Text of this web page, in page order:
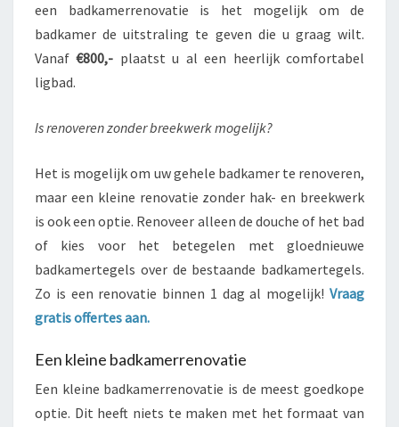
een badkamerrenovatie is het mogelijk om de
badkamer de uitstraling te geven die u graag wilt.
Vanaf€800,- plaatst u al een heerlijk comfortabel
ligbad.
Is renoveren zonder breekwerk mogelijk?
Het is mogelijk om uw gehele badkamer te renoveren,
maar een kleine renovatie zonder hak- en breekwerk
is ook een optie. Renoveer alleen de douche of het bad
of kies voor het betegelen met gloednieuwe
badkamertegels over de bestaande badkamertegels.
Zo is een renovatie binnen 1 dag al mogelijk! Vraag
gratis offertes aan.
Een kleine badkamerrenovatie
Een kleine badkamerrenovatie is de meest goedkope
optie. Dit heeft niets te maken met het formaat van